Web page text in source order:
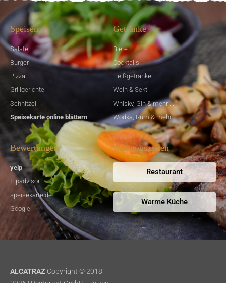
Speisen
Salate
Burger
Pizza
Grillgerichte
Schnitzel
Speisekarte online blättern
Getränke
Biere
Cocktails
Heißgetränke
Wein & Sekt
Whisky, Gin & mehr ...
Wodka, Rum & mehr ...
Bewertungen
yelp
tripadvisor
speisekarte.de
Google
Öffnungszeiten
Restaurant
Warme Küche
ALCATRAZ Copyright © 2018 –